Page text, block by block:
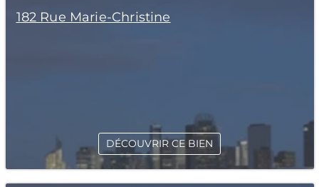
182 Rue Marie-Christine
DÉCOUVRIR CE BIEN